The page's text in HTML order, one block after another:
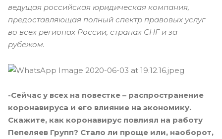
ведущая российская юридическая компания,
предоставляющая полный спектр правовых услуг
во всех регионах России, странах СНГ и за
рубежом.
-Сейчас у всех на повестке – распространение
коронавируса и его влияние на экономику.
Скажите, как коронавирус повлиял на работу
Пепеляев Групп? Стало ли проще или, наоборот,